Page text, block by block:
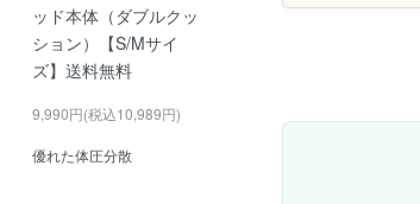
ッド本体（ダブルクッ
ション）【S/Mサイ
ズ】送料無料
9,990円(税込10,989円)
優れた体圧分散